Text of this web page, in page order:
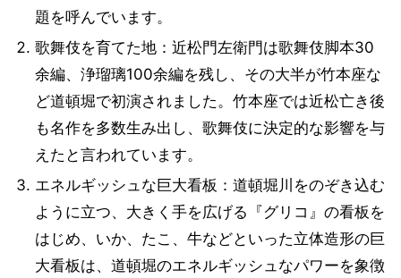
題を呼んでいます。
歌舞伎を育てた地：近松門左衛門は歌舞伎脚本30
余編、浄瑠璃100余編を残し、その大半が竹本座な
ど道頓堀で初演されました。竹本座では近松亡き後
も名作を多数生み出し、歌舞伎に決定的な影響を与
えたと言われています。
エネルギッシュな巨大看板：道頓堀川をのぞき込む
ように立つ、大きく手を広げる『グリコ』の看板を
はじめ、いか、たこ、牛などといった立体造形の巨
大看板は、道頓堀のエネルギッシュなパワーを象徴